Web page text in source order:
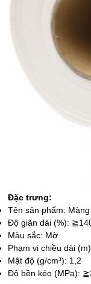
Đặc trưng:
Tên sản phẩm:
Độ giãn dài (%):
Màu sắc: Mờ
Phạm vi chiều dài
Mật độ (g/cm³): 1,2
Độ bền kéo (MPa):